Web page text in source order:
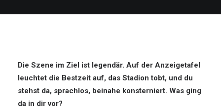
Die Szene im Ziel ist legendär. Auf der Anzeigetafel
leuchtet die Bestzeit auf, das Stadion tobt, und du
stehst da, sprachlos, beinahe konsterniert. Was ging
da in dir vor?